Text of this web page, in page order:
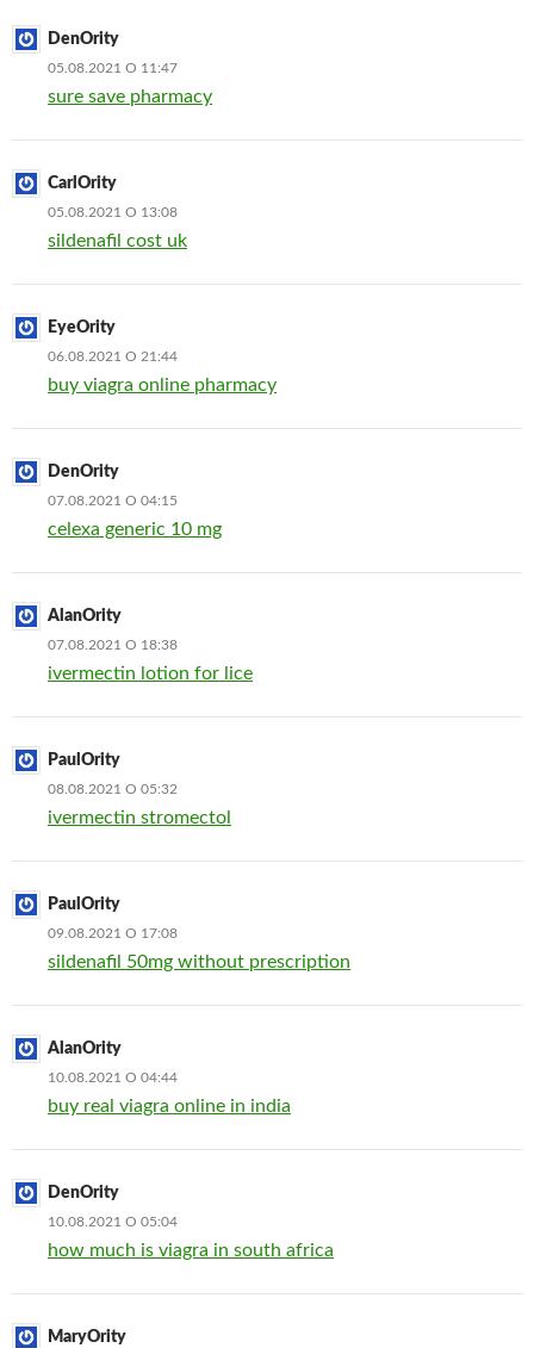
DenOrity
05.08.2021 О 11:47
sure save pharmacy
CarlOrity
05.08.2021 О 13:08
sildenafil cost uk
EyeOrity
06.08.2021 О 21:44
buy viagra online pharmacy
DenOrity
07.08.2021 О 04:15
celexa generic 10 mg
AlanOrity
07.08.2021 О 18:38
ivermectin lotion for lice
PaulOrity
08.08.2021 О 05:32
ivermectin stromectol
PaulOrity
09.08.2021 О 17:08
sildenafil 50mg without prescription
AlanOrity
10.08.2021 О 04:44
buy real viagra online in india
DenOrity
10.08.2021 О 05:04
how much is viagra in south africa
MaryOrity